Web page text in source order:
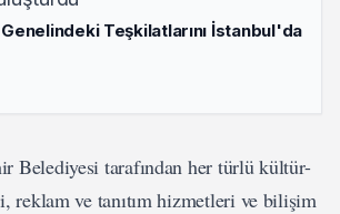
Teşkilatlarını İstanbul'da
Belediyesi tarafından her türlü kültür-
reklam ve tanıtım hizmetleri ve bilişim